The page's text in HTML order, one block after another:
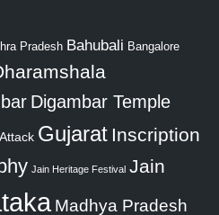
Pradesh Bahubali Bangalore
Digambar Temple
Gujarat Inscription
Jain Heritage Festival Jain
Madhya Pradesh